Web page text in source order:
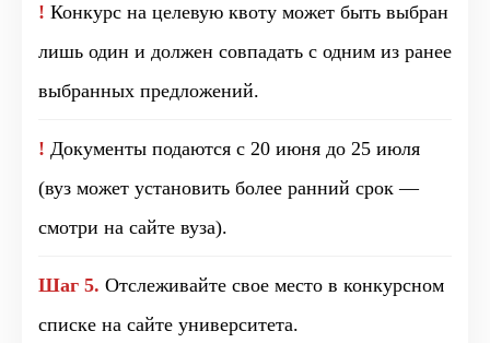
! Конкурс на целевую квоту может быть выбран
лишь один и должен совпадать с одним из ранее
выбранных предложений.
! Документы подаются с 20 июня до 25 июля
(вуз может установить более ранний срок —
смотри на сайте вуза).
Шаг 5. Отслеживайте свое место в конкурсном
списке на сайте университета.